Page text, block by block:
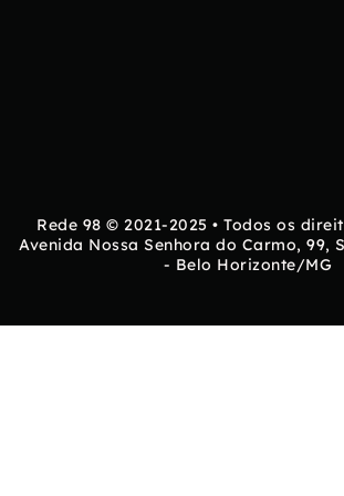
Rede 98 © 2021-2025 • Todos os
Avenida Nossa Senhora do Carmo, 99,
- Belo Horizonte/MG